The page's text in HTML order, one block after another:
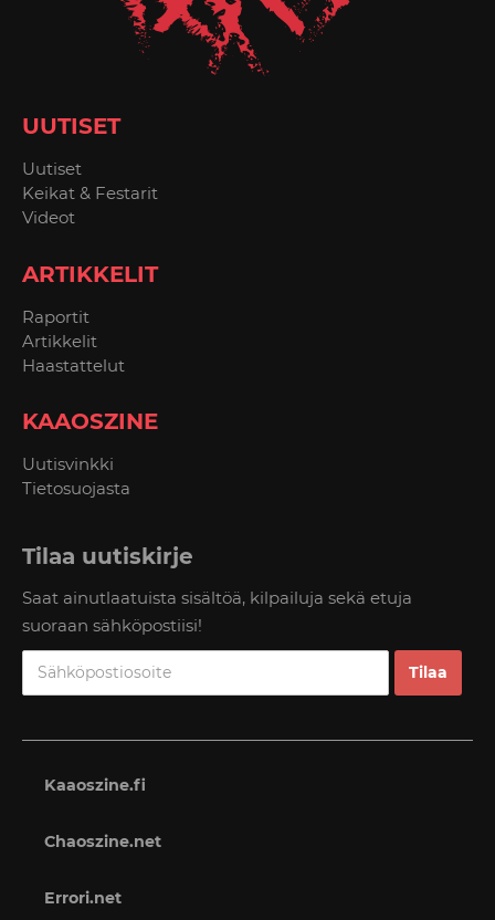
UUTISET
Uutiset
Keikat & Festarit
Videot
ARTIKKELIT
Raportit
Artikkelit
Haastattelut
KAAOSZINE
Uutisvinkki
Tietosuojasta
Tilaa uutiskirje
Saat ainutlaatuista sisältöä, kilpailuja sekä etuja
suoraan sähköpostiisi!
Kaaoszine.fi
Chaoszine.net
Errori.net